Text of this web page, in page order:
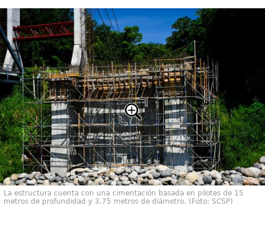
La estructura cuenta con una cimentación basada en pilotes de 15
metros de profundidad y 3.75 metros de diámetro. (Foto: SCSP)